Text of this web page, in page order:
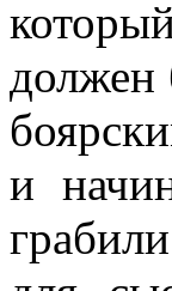
должен
и